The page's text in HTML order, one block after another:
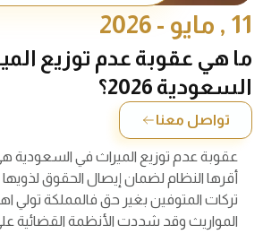
11 , مايو - 2026
ما هي عقوبة عدم توزيع
السعودية 2026؟
تواصل معنا
عقوبة عدم توزيع الميراث في السعودية
أقرها النظام لضمان إيصال الحقوق
تركات المتوفين بغير حق فالمملكة تولي
المواريث وقد شددت الأنظمة القضائية